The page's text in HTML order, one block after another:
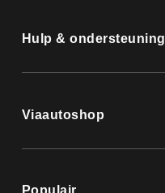
Hulp & ondersteuning
Viaautoshop